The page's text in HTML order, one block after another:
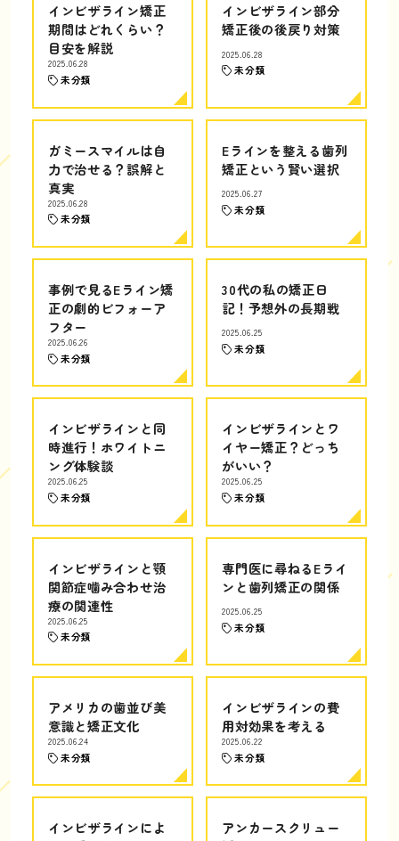
インビザライン矯正
期間はどれくらい？
目安を解説
2025.06.28
未分類
インビザライン部分
矯正後の後戻り対策
2025.06.28
未分類
ガミースマイルは自
力で治せる？誤解と
真実
2025.06.28
未分類
Eラインを整える歯列
矯正という賢い選択
2025.06.27
未分類
事例で見るEライン矯
正の劇的ビフォーア
フター
2025.06.26
未分類
30代の私の矯正日
記！予想外の長期戦
2025.06.25
未分類
インビザラインと同
時進行！ホワイトニ
ング体験談
2025.06.25
未分類
インビザラインとワ
イヤー矯正？どっち
がいい？
2025.06.25
未分類
インビザラインと顎
関節症噛み合わせ治
療の関連性
2025.06.25
未分類
専門医に尋ねるEライ
ンと歯列矯正の関係
2025.06.25
未分類
アメリカの歯並び美
意識と矯正文化
2025.06.24
未分類
インビザラインの費
用対効果を考える
2025.06.22
未分類
インビザラインによ
アンカースクリュー